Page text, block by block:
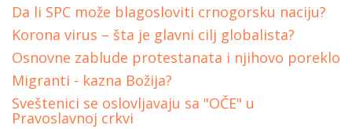
Da li SPC može blagosloviti crnogorsku naciju?
Korona virus – šta je glavni cilj globalista?
Osnovne zablude protestanata i njihovo poreklo
Migranti - kazna Božija?
Sveštenici se oslovljavaju sa "OČE" u
Pravoslavnoj crkvi